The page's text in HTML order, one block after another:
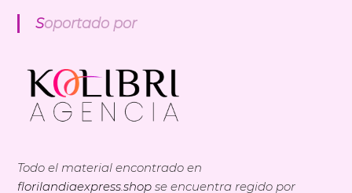
Soportado por
Todo el material encontrado en
florilandiaexpress.shopse encuentra regido por